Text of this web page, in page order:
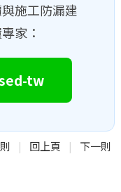
施工防漏建
家：
tw
| 回上頁 | 下一則